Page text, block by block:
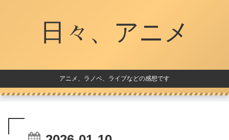
日々、アニメ
アニメ、ラノベ、ライブなどの感想です